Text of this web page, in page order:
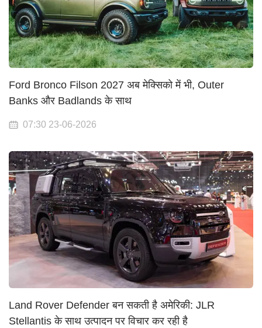
Ford Bronco Filson 2027 अब मेक्सिको में भी, Outer
Banks और Badlands के साथ
07:30 23-06-2026
Land Rover Defender बन सकती है अमेरिकी: JLR
Stellantis के साथ उत्पादन पर विचार कर रही है